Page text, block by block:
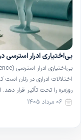
بی‌اختیاری ادرار
اختلالات ادراری در زنان
روزمره را تحت تأثیر قرار
روش‌های ساده و غیرجراحی
06 مرداد 1405